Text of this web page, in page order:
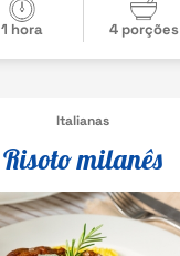
1 hora 4 porções
Italianas
Risoto milanês